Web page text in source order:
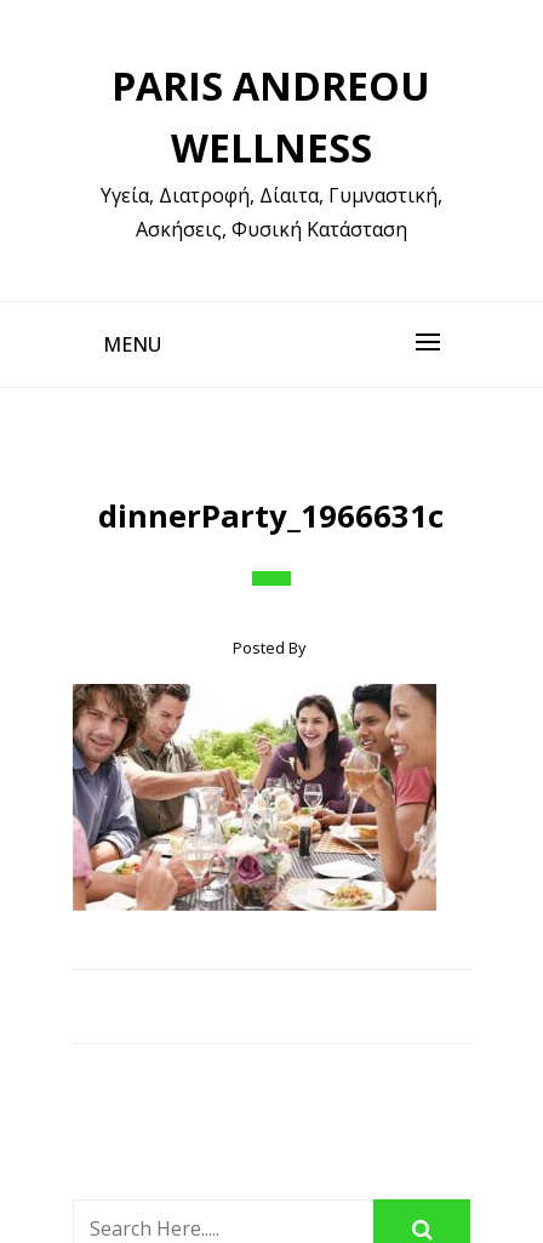
PARIS ANDREOU
WELLNESS
Υγεία, Διατροφή, Δίαιτα, Γυμναστική,
Ασκήσεις, Φυσική Κατάσταση
MENU
dinnerParty_1966631c
Posted By